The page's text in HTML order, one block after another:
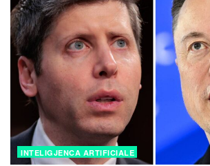
INTELIGJENCA ARTIFICIALE